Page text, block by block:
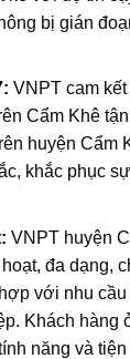
bị gián
VNPT cam
Cẩm Khê
huyện Cẩm
khắc phục
VNPT huyện
đa dạng,
với nhu
Khách hàng
năng và